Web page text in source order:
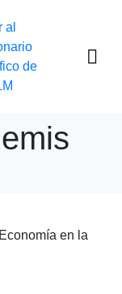
en la